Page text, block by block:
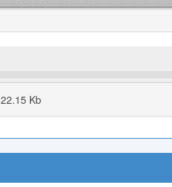
22.15 Kb